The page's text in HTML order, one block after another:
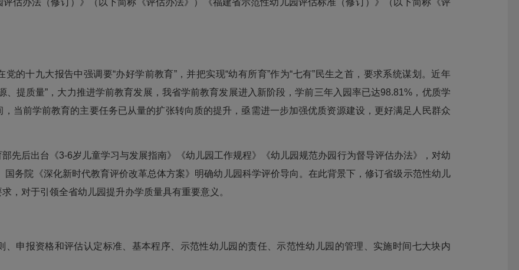
党的十九大报告中强调要“办好学前教育”，并把实现“幼有所育”作为“七有”民生之首，要求系统谋划。近年
、提质量”，大力推进学前教育发展，我省学前教育发展进入新阶段，学前三年入园率已达98.81%，优质学
当前学前教育的主要任务已从量的扩张转向质的提升，亟需进一步加强优质资源建设，更好满足人民群众
先后出台《3-6岁儿童学习与发展指南》《幼儿园工作规程》《幼儿园规范办园行为督导评估办法》，对幼
务院《深化新时代教育评价改革总体方案》明确幼儿园科学评价导向。在此背景下，修订省级示范性幼儿
，对于引领全省幼儿园提升办学质量具有重要意义。
、申报资格和评估认定标准、基本程序、示范性幼儿园的责任、示范性幼儿园的管理、实施时间七大块内